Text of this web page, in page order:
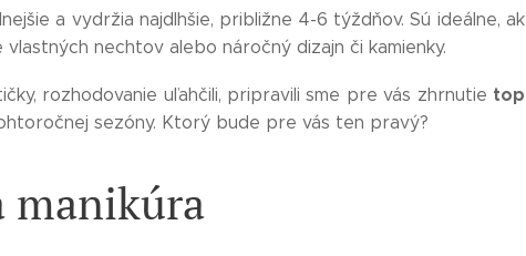
a vydržia najdlhšie, približne 4-6 týždňov. Sú ideálne, ak
nechtov alebo náročný dizajn či kamienky.
rozhodovanie uľahčili, pripravili sme pre vás zhrnutie top
sezóny. Ktorý bude pre vás ten pravý?
manikúra